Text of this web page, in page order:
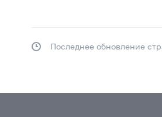
Последнее обновление